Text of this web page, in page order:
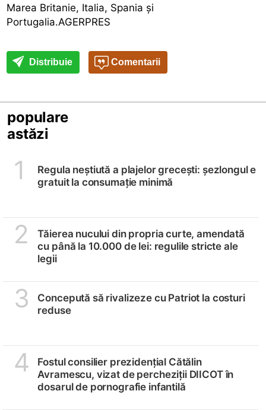
Marea Britanie, Italia, Spania şi
Portugalia.AGERPRES
Distribuie Comentarii
populare
astăzi
1
Regula neștiută a plajelor grecești: șezlongul e
gratuit la consumație minimă
2
Tăierea nucului din propria curte, amendată
cu până la 10.000 de lei: regulile stricte ale
legii
3
Concepută să rivalizeze cu Patriot la costuri
reduse
4
Fostul consilier prezidențial Cătălin
Avramescu, vizat de percheziții DIICOT în
dosarul de pornografie infantilă